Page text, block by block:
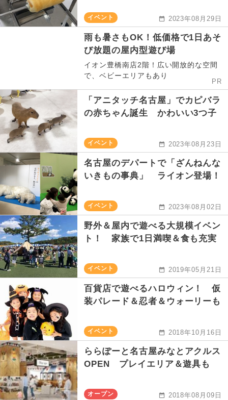
イベント 2023年08月29日
雨も暑さもOK！低価格で1日あそ
び放題の屋内型遊び場
イオン豊橋南店2階！広い開放的な空間
で、ベビーエリアもあり
PR
「アニタッチ名古屋」でカピバラ
の赤ちゃん誕生 かわいい3つ子
イベント 2023年08月23日
名古屋のデパートで「ざんねんな
いきもの事典」 ライオン登場！
イベント 2023年08月02日
野外＆屋内で遊べる大規模イベン
ト！ 家族で1日満喫＆食も充実
イベント 2019年05月21日
百貨店で遊べるハロウィン！ 仮
装パレード＆忍者＆ウォーリーも
イベント 2018年10月16日
ららぽーと名古屋みなとアクルス
OPEN プレイエリア＆遊具も
オープン 2018年08月09日